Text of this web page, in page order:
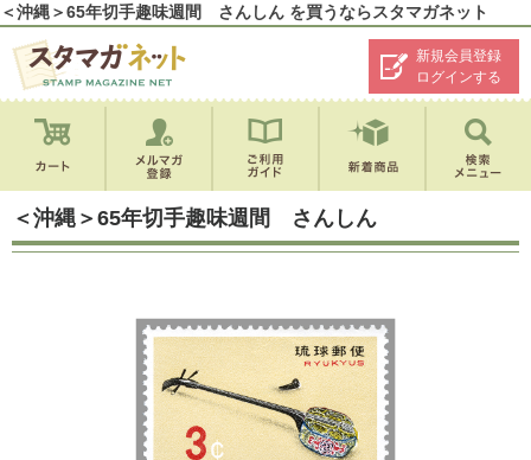
＜沖縄＞65年切手趣味週間 さんしん を買うならスタマガネット
新規会員登録
ログインする
＜沖縄＞65年切手趣味週間 さんしん